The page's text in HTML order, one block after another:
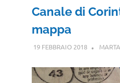
Canale di
mappa
19 FEBBRAIO 2018 MARTA